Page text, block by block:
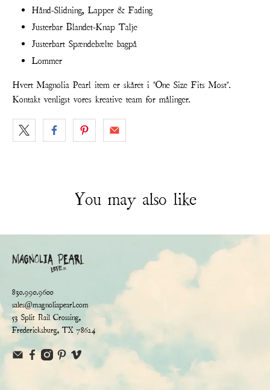
Hånd-Slidning, Lapper & Fading
Justerbar Blandet-Knap Talje
Justerbart Spændebælte bagpå
Lommer
Hvert Magnolia Pearl item er skåret i "One Size Fits Most".
Kontakt venligst vores kreative team for målinger.
You may also like
830.990.9600
sales@magnoliapearl.com
53 Split Rail Crossing,
Fredericksburg, TX 78624